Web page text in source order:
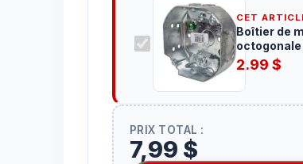
CET
Boîtier de
octogonale
2.99 $
PRIX TOTAL :
7,99 $